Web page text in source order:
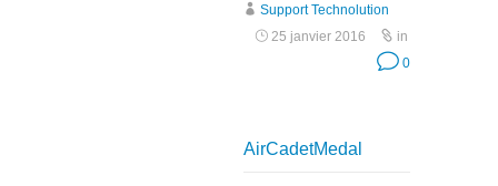
Support Technolution
25 janvier 2016
in
0
AirCadetMedal